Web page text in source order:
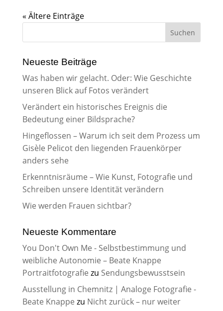
« Ältere Einträge
Neueste Beiträge
Was haben wir gelacht. Oder: Wie Geschichte
unseren Blick auf Fotos verändert
Verändert ein historisches Ereignis die
Bedeutung einer Bildsprache?
Hingeflossen – Warum ich seit dem Prozess um
Gisèle Pelicot den liegenden Frauenkörper
anders sehe
Erkenntnisräume – Wie Kunst, Fotografie und
Schreiben unsere Identität verändern
Wie werden Frauen sichtbar?
Neueste Kommentare
You Don't Own Me - Selbstbestimmung und
weibliche Autonomie – Beate Knappe
Portraitfotografie zu Sendungsbewusstsein
Ausstellung in Chemnitz | Analoge Fotografie -
Beate Knappe zu Nicht zurück – nur weiter